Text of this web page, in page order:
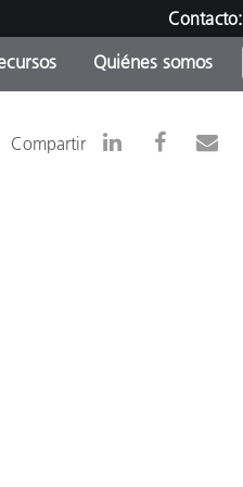
Contacto:
Quiénes somos
Compartir